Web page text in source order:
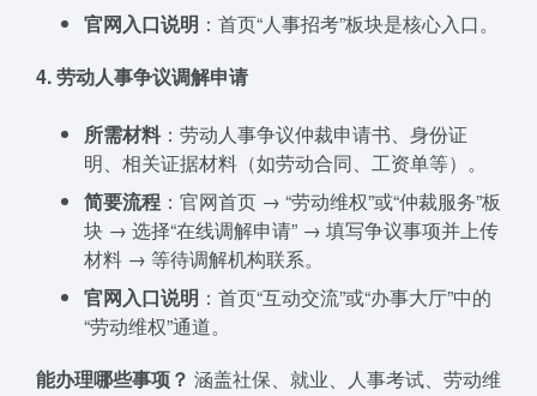
官网入口说明 ：首页“人事招考”板块是核心入口。
4. 劳动人事争议调解申请
所需材料：劳动人事争议仲裁申请书、身份证
明、相关证据材料（如劳动合同、工资单等）。
简要流程 ：官网首页 → “劳动维权”或“仲裁服务”板
块 → 选择“在线调解申请” → 填写争议事项并上传
材料 → 等待调解机构联系。
官网入口说明 ：首页“互动交流”或“办事大厅”中的
“劳动维权”通道。
能办理哪些事项？ 涵盖社保、就业、人事考试、劳动维